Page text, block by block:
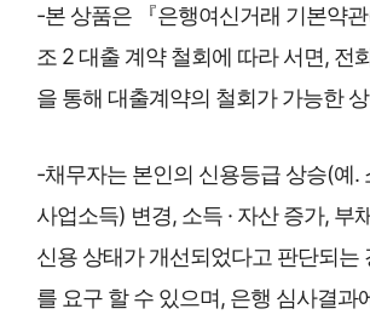
-본 상품은 『은행여신거래 기본약
조 2 대출 계약 철회에 따라 서면, 전
을 통해 대출계약의 철회가 가능한
-채무자는 본인의 신용등급 상승(예.
사업소득) 변경, 소득 · 자산 증가, 부
신용 상태가 개선되었다고 판단되는
를 요구 할 수 있으며, 은행 심사결과